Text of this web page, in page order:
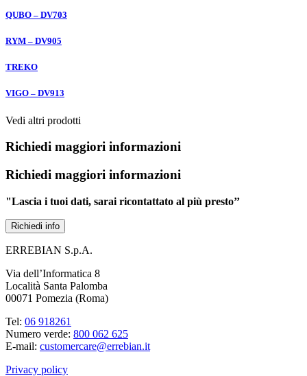
QUBO – DV703
RYM – DV905
TREKO
VIGO – DV913
Vedi altri prodotti
Richiedi maggiori informazioni
Richiedi maggiori informazioni
"Lascia i tuoi dati, sarai ricontattato al più presto’’
Richiedi info
ERREBIAN S.p.A.
Via dell’Informatica 8
Località Santa Palomba
00071 Pomezia (Roma)
Tel: 06 918261
Numero verde: 800 062 625
E-mail: customercare@errebian.it
Privacy policy